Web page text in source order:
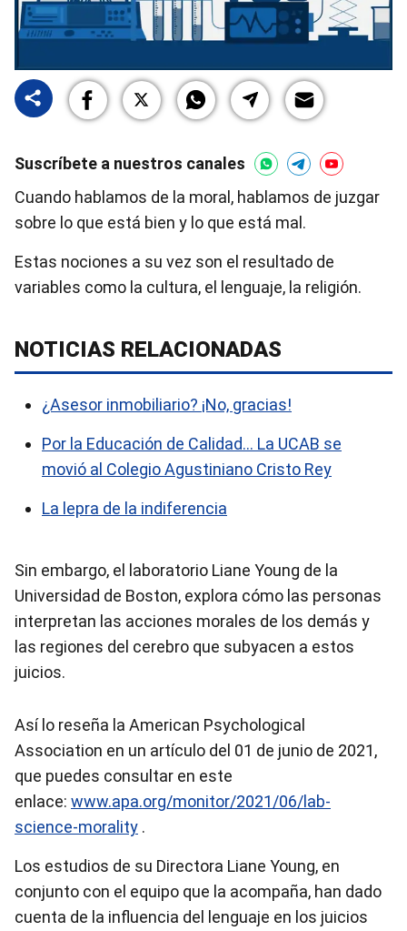
Suscríbete a nuestros canales
Cuando hablamos de la moral, hablamos de juzgar
sobre lo que está bien y lo que está mal.
Estas nociones a su vez son el resultado de
variables como la cultura, el lenguaje, la religión.
NOTICIAS RELACIONADAS
¿Asesor inmobiliario? ¡No, gracias!
Por la Educación de Calidad… La UCAB se
movió al Colegio Agustiniano Cristo Rey
La lepra de la indiferencia
Sin embargo, el laboratorio Liane Young de la
Universidad de Boston, explora cómo las personas
interpretan las acciones morales de los demás y
las regiones del cerebro que subyacen a estos
juicios.
Así lo reseña la American Psychological
Association en un artículo del 01 de junio de 2021,
que puedes consultar en este
enlace: www.apa.org/monitor/2021/06/lab-
science-morality .
Los estudios de su Directora Liane Young, en
conjunto con el equipo que la acompaña, han dado
cuenta de la influencia del lenguaje en los juicios